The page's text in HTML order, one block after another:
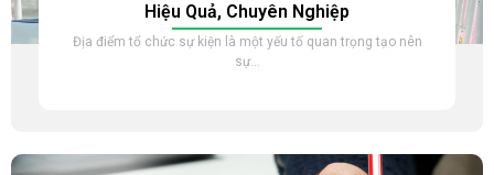
Hiệu Quả, Chuyên Nghiệp
Địa điểm tổ chức sự kiện là một yếu tố quan trọng tạo nên
sự...